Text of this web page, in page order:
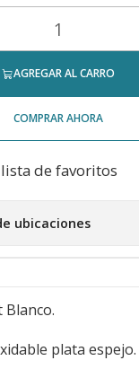
AGREGAR AL CARRO
COMPRAR AHORA
de favoritos
ubicaciones
Blanco.
plata espejo.